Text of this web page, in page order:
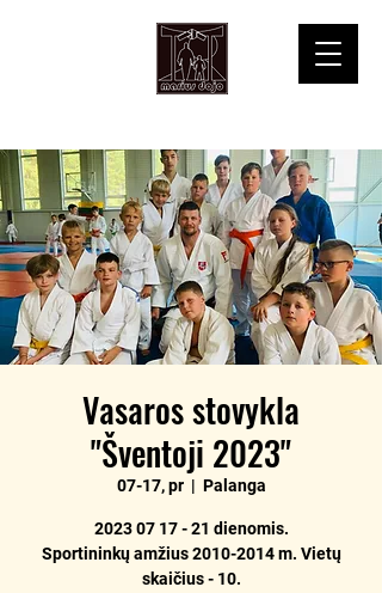
Vasaros stovykla
"Šventoji 2023"
07-17, pr
  |
Palanga
2023 07 17 - 21 dienomis.
Sportininkų amžius 2010-2014 m. Vietų
skaičius - 10.